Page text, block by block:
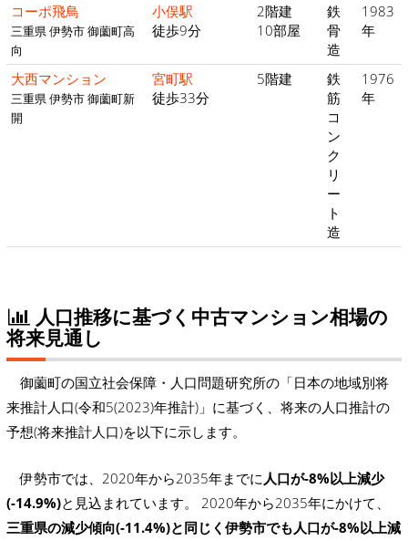
コーポ飛鳥
三重県 伊勢市 御薗町高
向
小俣駅
徒歩9分
2階建
10部屋
鉄
骨
造
1983
年
大西マンション
三重県 伊勢市 御薗町新
開
宮町駅
徒歩33分
5階建
鉄
筋
コ
ン
ク
リ
ー
ト
造
1976
年
人口推移に基づく中古マンション相場の
将来見通し
御薗町の国立社会保障・人口問題研究所の「日本の地域別将
来推計人口(令和5(2023)年推計)」に基づく、将来の人口推計の
予想(将来推計人口)を以下に示します。
伊勢市では、2020年から2035年までに人口が-8%以上減少
(-14.9%)と見込まれています。 2020年から2035年にかけて、
三重県の減少傾向(-11.4%)と同じく伊勢市でも人口が-8%以上減